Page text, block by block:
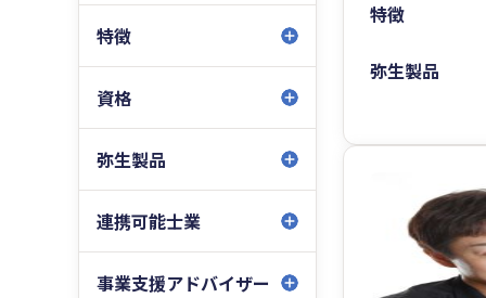
特徴
資格
弥生製品
連携可能士業
事業支援アドバイザー
特徴
弥生製品